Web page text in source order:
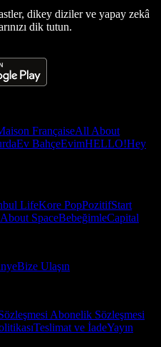
dikey diziler ve yapay zekâ
dik tutun.
FrançaiseAll About
Ev BahçeEvimHELLO!Hey
LifeKore PopPozitifStart
SpaceBebeğimleCapital
Bize Ulaşın
Abonelik Sözleşmesi
Teslimat ve İadeYayın